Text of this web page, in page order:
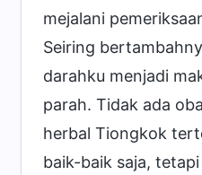
mejalani
Seiring
darahku menjadi
parah. Tidak ada
herbal Tiongkok
baik-baik saja,